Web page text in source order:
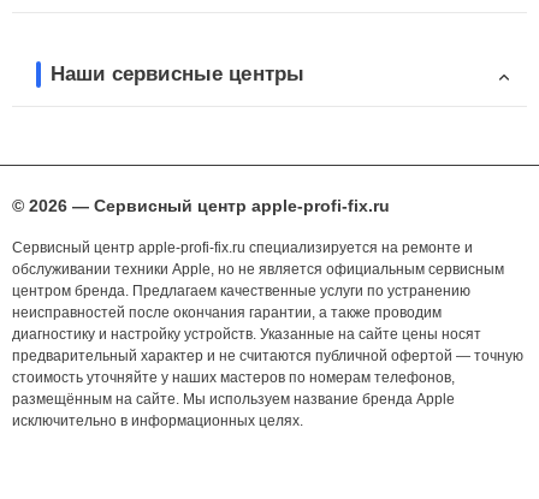
Наши сервисные центры
© 2026 — Сервисный центр apple-profi-fix.ru
Сервисный центр apple-profi-fix.ru специализируется на ремонте и
обслуживании техники Apple, но не является официальным сервисным
центром бренда. Предлагаем качественные услуги по устранению
неисправностей после окончания гарантии, а также проводим
диагностику и настройку устройств. Указанные на сайте цены носят
предварительный характер и не считаются публичной офертой — точную
стоимость уточняйте у наших мастеров по номерам телефонов,
размещённым на сайте. Мы используем название бренда Apple
исключительно в информационных целях.